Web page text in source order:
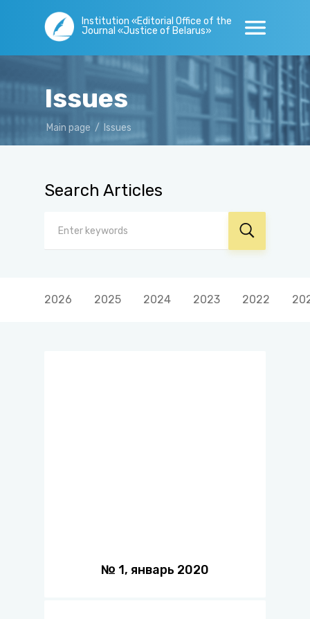
Institution «Editorial Office of the
Journal «Justice of Belarus»
Issues
Main page / Issues
Search Articles
2026 2025 2024 2023 2022
№ 1, январь 2020